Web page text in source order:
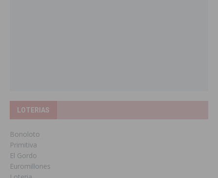
LOTERIAS
Bonoloto
Primitiva
El Gordo
Euromillones